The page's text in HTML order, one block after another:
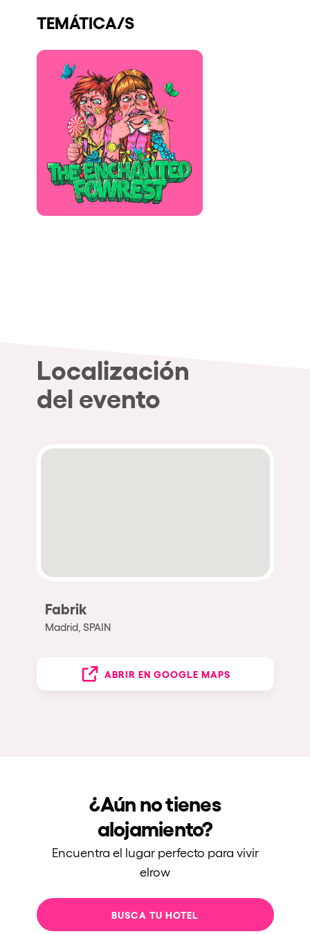
Quienes somos
¿Quieres trabajar con nosotros?
elrow News
Síguenos en tiktok
Síguenos en facebook
Síguenos en instagram
Síguenos en twitter
Síguenos en linkedin
Síguenos en youtube
Política de Privacidad
Política de Cookies
Política de Sostenibilidad
TEMÁTICA/S
Localización
del evento
Fabrik
Madrid, SPAIN
ABRIR EN GOOGLE MAPS
¿Aún no tienes
alojamiento?
Encuentra el lugar perfecto para vivir
elrow
BUSCA TU HOTEL